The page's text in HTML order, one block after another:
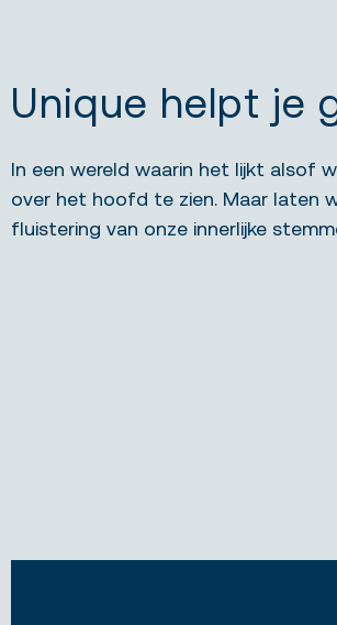
Unique helpt je
In een wereld waarin het lijkt alsof
over het hoofd te zien. Maar laten
fluistering van onze innerlijke